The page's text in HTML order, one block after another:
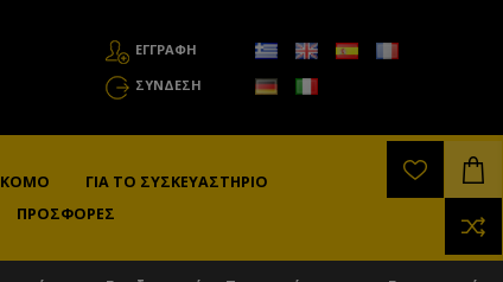
ΕΓΓΡΑΦΗ
ΣΎΝΔΕΣΗ
ΓΙΑ ΤΟ ΣΥΣΚΕΥΑΣΤΉΡΙΟ
ΠΡΟΣΦΟΡΈΣ